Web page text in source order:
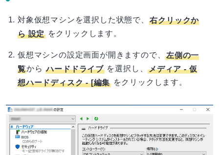
対象仮想マシンを選択した状態で、 右クリックか
ら 設定をクリックします。
仮想マシンの設定画面が開きますので、左側の一
覧から ハードドライブを選択し、メディア - 仮
想ハードディスク - [編集をクリックします。